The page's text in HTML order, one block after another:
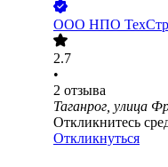
ООО НПО
2.7
•
2 отзыва
Таганрог, улица
Откликнитесь
Откликнуться